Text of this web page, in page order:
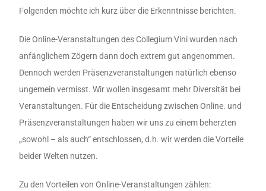
Folgenden möchte ich kurz über die Erkenntnisse berichten.
Die Online-Veranstaltungen des Collegium Vini wurden nach
anfänglichem Zögern dann doch extrem gut angenommen.
Dennoch werden Präsenzveranstaltungen natürlich ebenso
ungemein vermisst. Wir wollen insgesamt mehr Diversität bei
Veranstaltungen. Für die Entscheidung zwischen Online. und
Präsenzveranstaltungen haben wir uns zu einem beherzten
„sowohl – als auch“ entschlossen, d.h. wir werden die Vorteile
beider Welten nutzen.
Zu den Vorteilen von Online-Veranstaltungen zählen: